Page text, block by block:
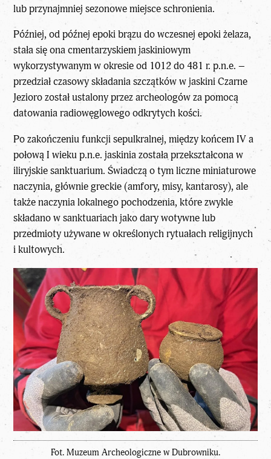
lub przynajmniej sezonowe miejsce schronienia.
Później, od późnej epoki brązu do wczesnej epoki żelaza,
stała się ona cmentarzyskiem jaskiniowym
wykorzystywanym w okresie od 1012 do 481 r. p.n.e. –
przedział czasowy składania szczątków w jaskini Czarne
Jezioro został ustalony przez archeologów za pomocą
datowania radiowęglowego odkrytych kości.
Po zakończeniu funkcji sepulkralnej, między końcem IV a
połową I wieku p.n.e. jaskinia została przekształcona w
iliryjskie sanktuarium. Świadczą o tym liczne miniaturowe
naczynia, głównie greckie (amfory, misy, kantarosy), ale
także naczynia lokalnego pochodzenia, które zwykle
składano w sanktuariach jako dary wotywne lub
przedmioty używane w określonych rytuałach religijnych
i kultowych.
Fot. Muzeum Archeologiczne w Dubrowniku.